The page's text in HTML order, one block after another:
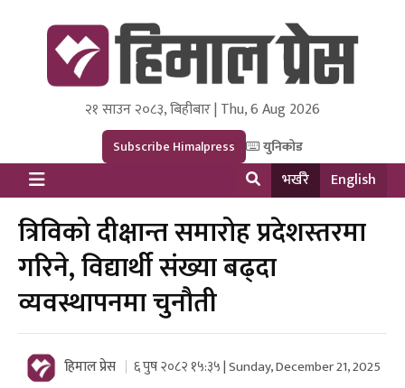
Himal Press
Dot NewsyNepal Media and Research Pvt Ltd.
२१ साउन २०८३, बिहीबार | Thu, 6 Aug 2026
Subscribe Himalpress युनिकोड
भर्खरै English
त्रिविको दीक्षान्त समारोह प्रदेशस्तरमा
गरिने, विद्यार्थी संख्या बढ्दा
व्यवस्थापनमा चुनौती
हिमाल प्रेस ६ पुष २०८२ १५:३५ | Sunday, December 21, 2025